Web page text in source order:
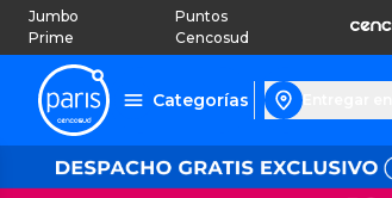
Jumbo
Prime
Puntos
Cencosud
Categorías